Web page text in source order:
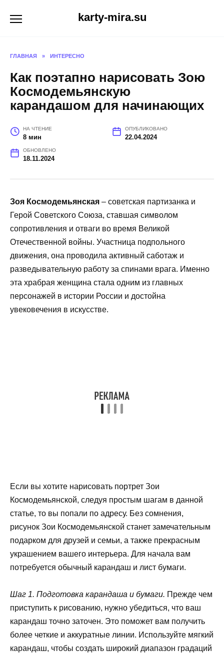
karty-mira.su
ГЛАВНАЯ » ИНТЕРЕСНО
Как поэтапно нарисовать Зою
Космодемьянскую
карандашом для начинающих
НА ЧТЕНИЕ
8 мин
ОПУБЛИКОВАНО
22.04.2024
ОБНОВЛЕНО
18.11.2024
Зоя Космодемьянская – советская партизанка и
Герой Советского Союза, ставшая символом
сопротивления и отваги во время Великой
Отечественной войны. Участница подпольного
движения, она проводила активный саботаж и
разведывательную работу за спинами врага. Именно
эта храбрая женщина стала одним из главных
персонажей в истории России и достойна
увековечения в искусстве.
Если вы хотите нарисовать портрет Зои
Космодемьянской, следуя простым шагам в данной
статье, то вы попали по адресу. Без сомнения,
рисунок Зои Космодемьянской станет замечательным
подарком для друзей и семьи, а также прекрасным
украшением вашего интерьера. Для начала вам
потребуется обычный карандаш и лист бумаги.
Шаг 1. Подготовка карандаша и бумаги. Прежде чем
приступить к рисованию, нужно убедиться, что ваш
карандаш точно заточен. Это поможет вам получить
более четкие и аккуратные линии. Используйте мягкий
карандаш, чтобы создать широкий диапазон градаций